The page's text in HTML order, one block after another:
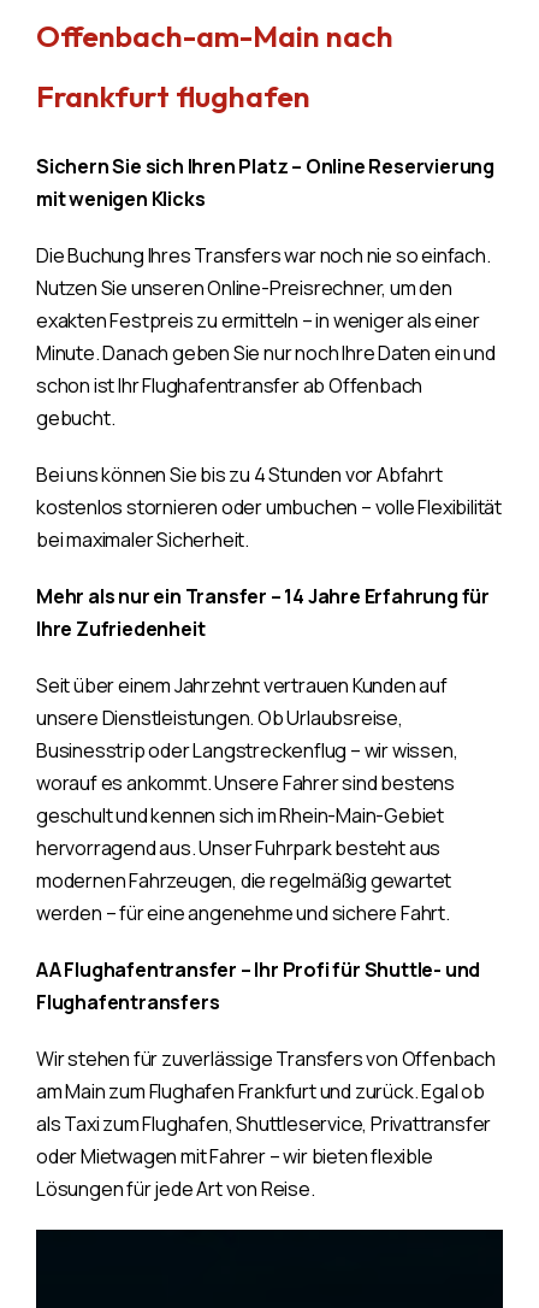
Offenbach-am-Main nach
Frankfurt flughafen
Sichern Sie sich Ihren Platz – Online Reservierung
mit wenigen Klicks
Die Buchung Ihres Transfers war noch nie so einfach.
Nutzen Sie unseren Online-Preisrechner, um den
exakten Festpreis zu ermitteln – in weniger als einer
Minute. Danach geben Sie nur noch Ihre Daten ein und
schon ist Ihr Flughafentransfer ab Offenbach
gebucht.
Bei uns können Sie bis zu 4 Stunden vor Abfahrt
kostenlos stornieren oder umbuchen – volle Flexibilität
bei maximaler Sicherheit.
Mehr als nur ein Transfer – 14 Jahre Erfahrung für
Ihre Zufriedenheit
Seit über einem Jahrzehnt vertrauen Kunden auf
unsere Dienstleistungen. Ob Urlaubsreise,
Businesstrip oder Langstreckenflug – wir wissen,
worauf es ankommt. Unsere Fahrer sind bestens
geschult und kennen sich im Rhein-Main-Gebiet
hervorragend aus. Unser Fuhrpark besteht aus
modernen Fahrzeugen, die regelmäßig gewartet
werden – für eine angenehme und sichere Fahrt.
AA Flughafentransfer – Ihr Profi für Shuttle- und
Flughafentransfers
Wir stehen für zuverlässige Transfers von Offenbach
am Main zum Flughafen Frankfurt und zurück. Egal ob
als Taxi zum Flughafen, Shuttleservice, Privattransfer
oder Mietwagen mit Fahrer – wir bieten flexible
Lösungen für jede Art von Reise.